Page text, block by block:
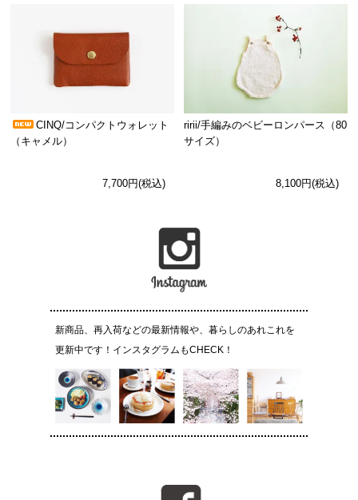
CINQ/コンパクトウォレット
（キャメル）
7,700円(税込)
ririi/手編みのベビーロンパース（80
サイズ）
8,100円(税込)
新商品、再入荷などの最新情報や、暮らしのあれこれを
更新中です！インスタグラムもCHECK！